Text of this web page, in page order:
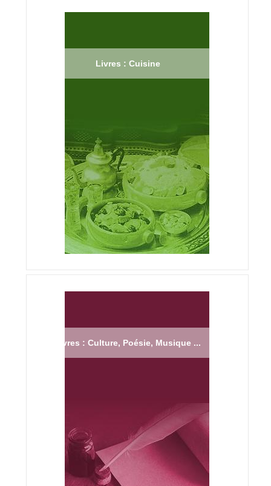
Livres : Cuisine
Livres : Culture, Poésie, Musique ...